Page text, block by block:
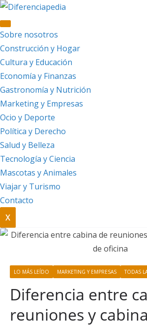
Saltar
al
contenido
Sobre nosotros
Construcción y Hogar
Cultura y Educación
Economía y Finanzas
Gastronomía y Nutrición
Marketing y Empresas
Ocio y Deporte
Política y Derecho
Salud y Belleza
Tecnología y Ciencia
Mascotas y Animales
Viajar y Turismo
Contacto
X
LO MÁS LEÍDO MARKETING Y EMPRESAS TODAS
Diferencia entre
reuniones y